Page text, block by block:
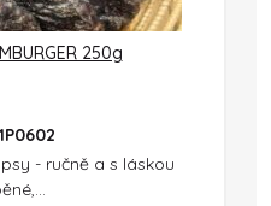
250g
- ručně a s láskou